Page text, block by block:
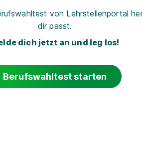
von Lehrstellenportal
dir passt.
dich jetzt an und leg los!
Berufswahltest starten